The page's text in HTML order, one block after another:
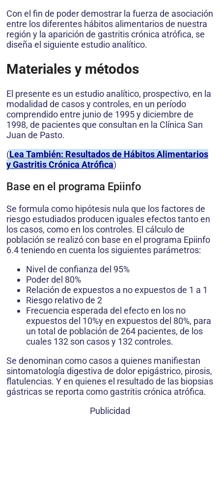
Con el fin de poder demostrar la fuerza de asociación
entre los diferentes hábitos alimentarios de nuestra
región y la aparición de gastritis crónica atrófica, se
diseña el siguiente estudio analítico.
Materiales y métodos
El presente es un estudio analítico, prospectivo, en la
modalidad de casos y controles, en un período
comprendido entre junio de 1995 y diciembre de
1998, de pacientes que consultan en la Clínica San
Juan de Pasto.
(Lea También: Resultados de Hábitos Alimentarios
y Gastritis Crónica Atrófica)
Base en el programa Epiinfo
Se formula como hipótesis nula que los factores de
riesgo estudiados producen iguales efectos tanto en
los casos, como en los controles. El cálculo de
población se realizó con base en el programa Epiinfo
6.4 teniendo en cuenta los siguientes parámetros:
Nivel de confianza del 95%
Poder del 80%
Relación de expuestos a no expuestos de 1 a 1
Riesgo relativo de 2
Frecuencia esperada del efecto en los no
expuestos del 10%y en expuestos del 80%, para
un total de población de 264 pacientes, de los
cuales 132 son casos y 132 controles.
Se denominan como casos a quienes manifiestan
sintomatología digestiva de dolor epigástrico, pirosis,
flatulencias. Y en quienes el resultado de las biopsias
gástricas se reporta como gastritis crónica atrófica.
Publicidad